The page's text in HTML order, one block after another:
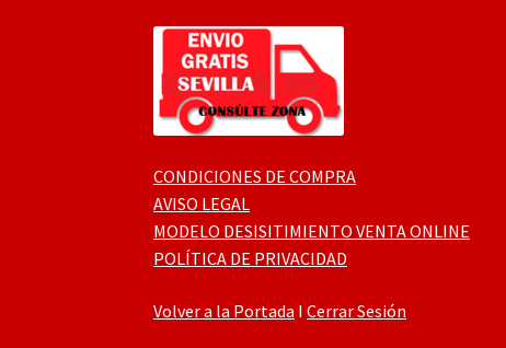
CONDICIONES DE COMPRA
AVISO LEGAL
MODELO DESISITIMIENTO VENTA ONLINE
POLÍTICA DE PRIVACIDAD
Volver a la Portada ICerrar Sesión